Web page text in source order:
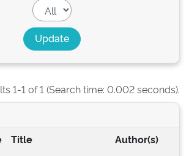
1-1 of 1 (Search time: 0.002 seconds).
Title Author(s)